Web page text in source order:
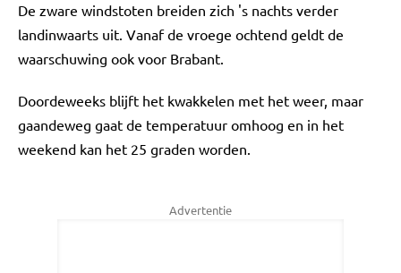
De zware windstoten breiden zich 's nachts verder
landinwaarts uit. Vanaf de vroege ochtend geldt de
waarschuwing ook voor Brabant.
Doordeweeks blijft het kwakkelen met het weer, maar
gaandeweg gaat de temperatuur omhoog en in het
weekend kan het 25 graden worden.
Advertentie